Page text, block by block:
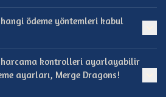
ödeme yöntemleri kabul
harcama kontrolleri ayarlayabilir
ayarları, Merge Dragons!